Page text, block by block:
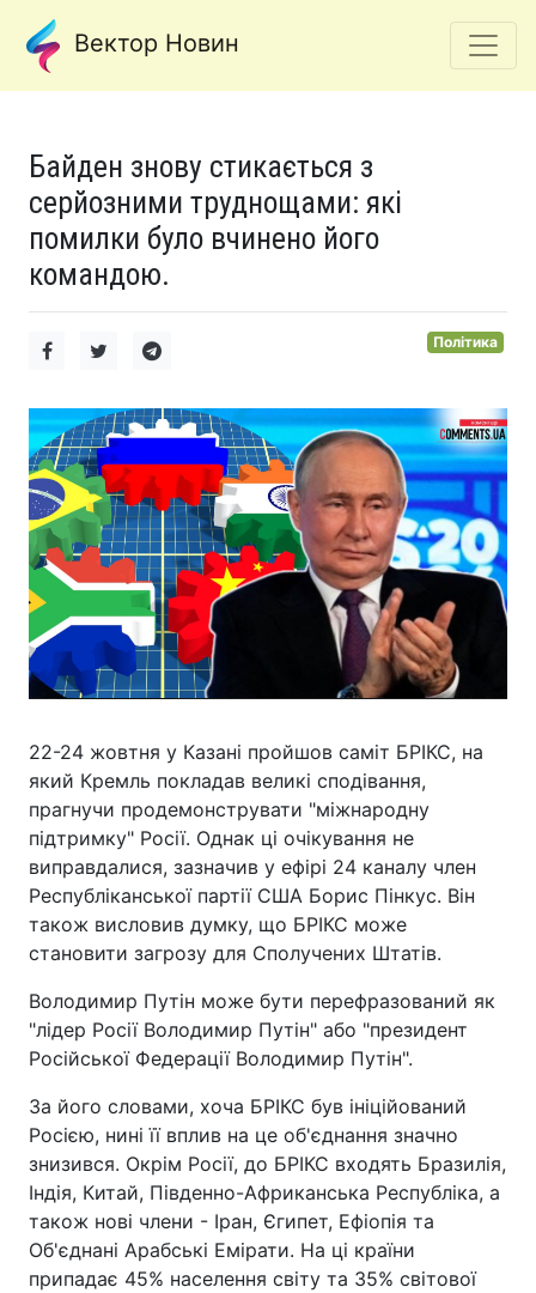
Вектор Новин
Байден знову стикається з
серйозними труднощами: які
помилки було вчинено його
командою.
Політика
22-24 жовтня у Казані пройшов саміт БРІКС, на
який Кремль покладав великі сподівання,
прагнучи продемонструвати "міжнародну
підтримку" Росії. Однак ці очікування не
виправдалися, зазначив у ефірі 24 каналу член
Республіканської партії США Борис Пінкус. Він
також висловив думку, що БРІКС може
становити загрозу для Сполучених Штатів.
Володимир Путін може бути перефразований як
"лідер Росії Володимир Путін" або "президент
Російської Федерації Володимир Путін".
За його словами, хоча БРІКС був ініційований
Росією, нині її вплив на це об'єднання значно
знизився. Окрім Росії, до БРІКС входять Бразилія,
Індія, Китай, Південно-Африканська Республіка, а
також нові члени - Іран, Єгипет, Ефіопія та
Об'єднані Арабські Емірати. На ці країни
припадає 45% населення світу та 35% світової